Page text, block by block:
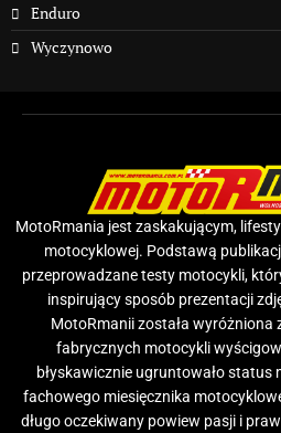
Enduro
Wyczynowo
MotoRmania jest zaskakującym,
motocyklowej. Podstawą
przeprowadzane testy motocykli,
inspirujący sposób prezentacji
MotoRmanii została wyróżniona
fabrycznych motocykli
błyskawicznie ugruntowało status
fachowego miesięcznika
długo oczekiwany powiew pasji i